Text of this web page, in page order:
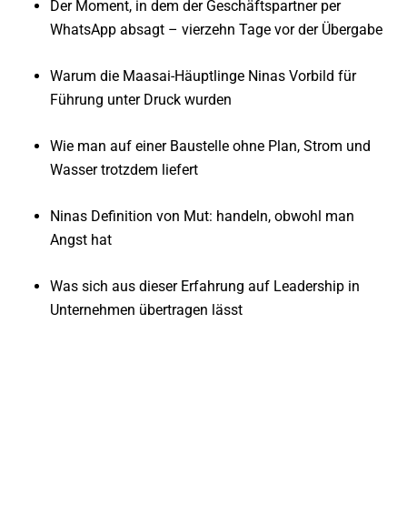
Der Moment, in dem der Geschäftspartner per
WhatsApp absagt – vierzehn Tage vor der Übergabe
Warum die Maasai-Häuptlinge Ninas Vorbild für
Führung unter Druck wurden
Wie man auf einer Baustelle ohne Plan, Strom und
Wasser trotzdem liefert
Ninas Definition von Mut: handeln, obwohl man
Angst hat
Was sich aus dieser Erfahrung auf Leadership in
Unternehmen übertragen lässt